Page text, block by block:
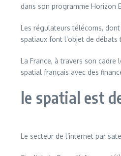
dans son programme Horizon
Les régulateurs télécoms,
spatiaux font l’objet de
La France, à travers son cadre
spatial français avec des
le spatial est
Le secteur de l’internet par